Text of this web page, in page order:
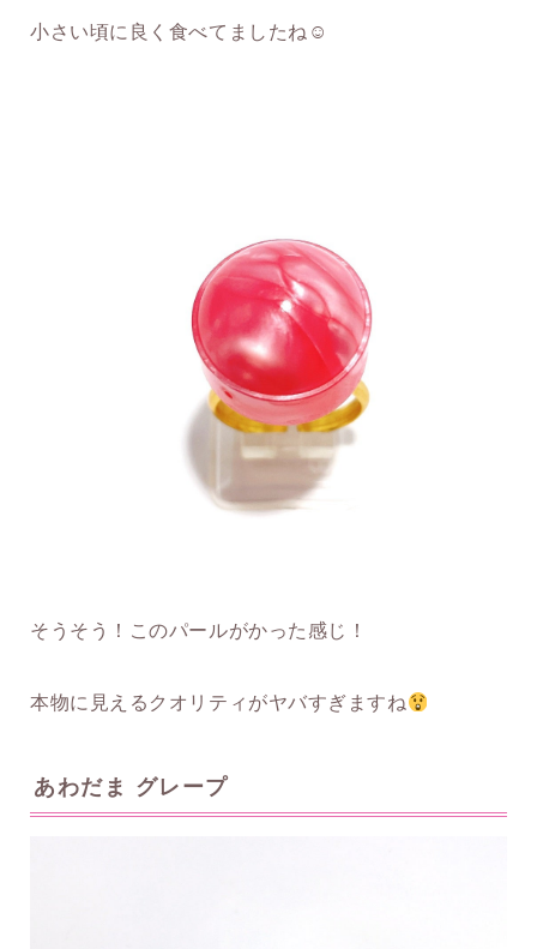
小さい頃に良く食べてましたね☺
そうそう！このパールがかった感じ！
本物に見えるクオリティがヤバすぎますね
あわだま グレープ